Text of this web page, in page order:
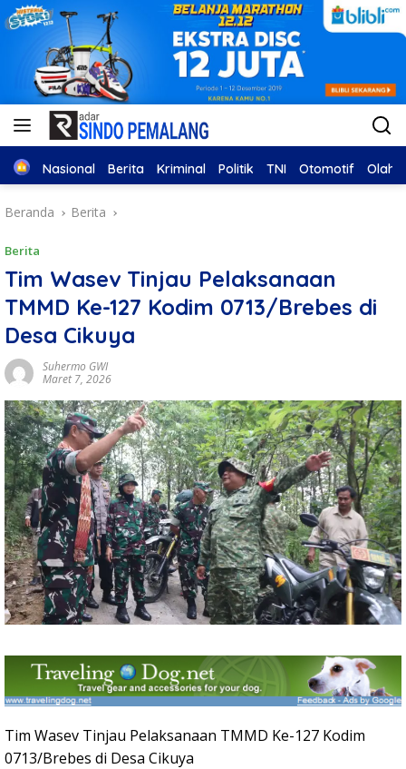
Home
Nasional Berita Kriminal Politik TNI Otomotif
Beranda Berita
Berita
Tim Wasev Tinjau Pelaksanaan
TMMD Ke-127 Kodim 0713/Brebes di
Desa Cikuya
Suhermo GWI
Maret 7, 2026
Tim Wasev Tinjau Pelaksanaan TMMD Ke-127 Kodim
0713/Brebes di Desa Cikuya